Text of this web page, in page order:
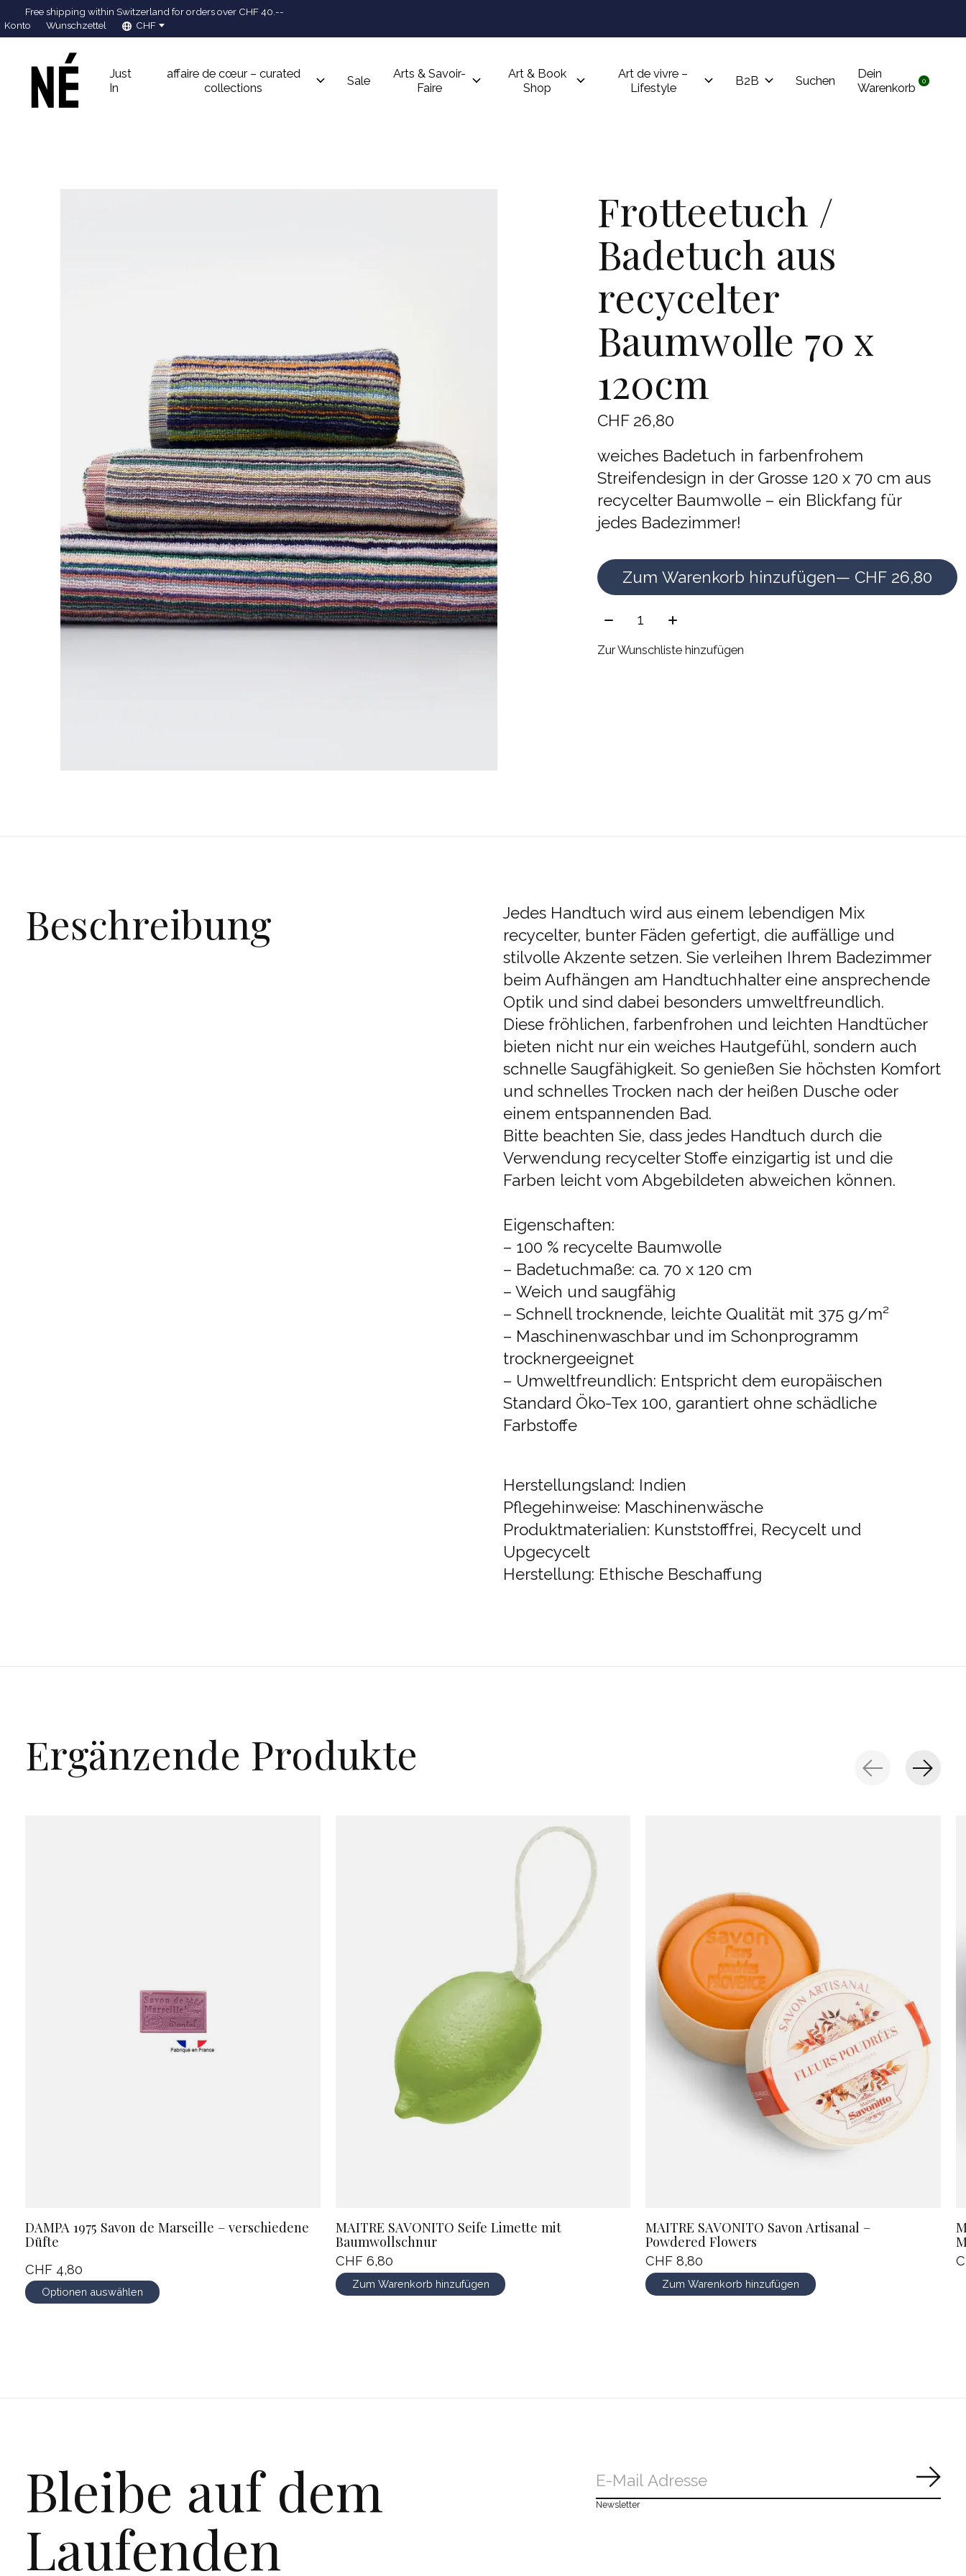
Free shipping within Switzerland for orders over CHF 40.--
Konto Wunschzettel CHF
Just
In
affaire de cœur – curated
collections
Sale
Arts & Savoir-
Faire
Art & Book
Shop
Art de vivre –
Lifestyle
B2B Suchen
Dein
Warenkorb
0items
Frotteetuch /
Badetuch aus
recycelter
Baumwolle 70 x
120cm
CHF 26,80
weiches Badetuch in farbenfrohem
Streifendesign in der Grosse 120 x 70 cm aus
recycelter Baumwolle – ein Blickfang für
jedes Badezimmer!
Zum Warenkorb hinzufügen
— CHF 26,80
Menge:
Zur Wunschliste hinzufügen
Beschreibung
Jedes Handtuch wird aus einem lebendigen Mix
recycelter, bunter Fäden gefertigt, die auffällige und
stilvolle Akzente setzen. Sie verleihen Ihrem Badezimmer
beim Aufhängen am Handtuchhalter eine ansprechende
Optik und sind dabei besonders umweltfreundlich.
Diese fröhlichen, farbenfrohen und leichten Handtücher
bieten nicht nur ein weiches Hautgefühl, sondern auch
schnelle Saugfähigkeit. So genießen Sie höchsten Komfort
und schnelles Trocken nach der heißen Dusche oder
einem entspannenden Bad.
Bitte beachten Sie, dass jedes Handtuch durch die
Verwendung recycelter Stoffe einzigartig ist und die
Farben leicht vom Abgebildeten abweichen können.
Eigenschaften:
– 100 % recycelte Baumwolle
– Badetuchmaße: ca. 70 x 120 cm
– Weich und saugfähig
– Schnell trocknende, leichte Qualität mit 375 g/m²
– Maschinenwaschbar und im Schonprogramm
trocknergeeignet
– Umweltfreundlich: Entspricht dem europäischen
Standard Öko-Tex 100, garantiert ohne schädliche
Farbstoffe
Herstellungsland: Indien
Pflegehinweise: Maschinenwäsche
Produktmaterialien: Kunststofffrei, Recycelt und
Upgecycelt
Herstellung: Ethische Beschaffung
Ergänzende Produkte
DAMPA 1975 Savon de Marseille – verschiedene
Düfte
CHF 4,80
Optionen auswählen
MAITRE SAVONITO Seife Limette mit
Baumwollschnur
CHF 6,80
Zum Warenkorb hinzufügen
MAITRE SAVONITO Savon Artisanal –
Powdered Flowers
CHF 8,80
Zum Warenkorb hinzufügen
Bleibe auf dem
Laufenden
Newsletter